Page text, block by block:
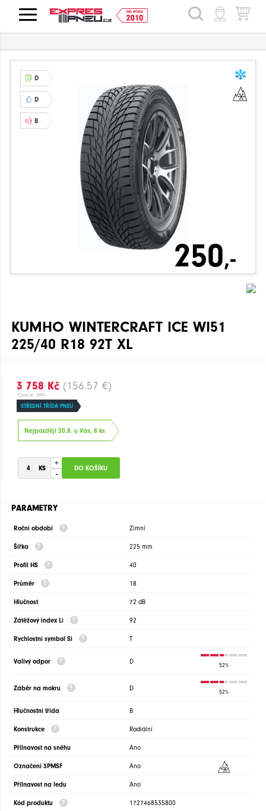
HLEDAT
D
D
B
250,-
KUMHO WINTERCRAFT ICE WI51
225/40 R18 92T XL
3 758 Kč (156.57 €)
Cena vč. DPH
STŘEDNÍ TŘÍDA PNEU
Nejpozději 20.8. u Vás, 8 ks
+
-
PARAMETRY
Roční období Zimní
Šířka 225 mm
Profil HS 40
Průměr 18
Hlučnost 72 dB
Zátěžový index Li 92
Rychlostní symbol Si T
Valivý odpor D
52%
Záběr na mokru D
52%
Hlučnostní třída B
Konstrukce Radiální
Přilnavost na sněhu Ano
Označení 3PMSF Ano
Přilnavost na ledu Ano
Kód produktu 1727468535800